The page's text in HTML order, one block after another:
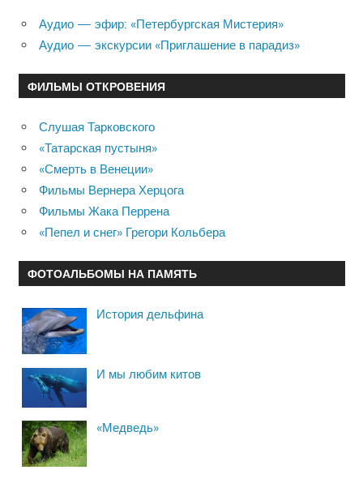
Аудио — эфир: «Петербургская Мистерия»
Аудио — экскурсии «Приглашение в парадиз»
ФИЛЬМЫ ОТКРОВЕНИЯ
Слушая Тарковского
«Татарская пустыня»
«Смерть в Венеции»
Фильмы Вернера Херцога
Фильмы Жака Перрена
«Пепел и снег» Грегори Кольбера
ФОТОАЛЬБОМЫ НА ПАМЯТЬ
История дельфина
И мы любим китов
«Медведь»